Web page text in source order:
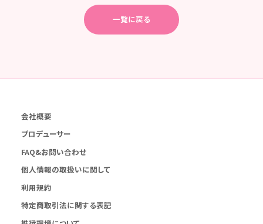
一覧に戻る
会社概要
プロデューサー
FAQ&お問い合わせ
個人情報の取扱いに関して
利用規約
特定商取引法に関する表記